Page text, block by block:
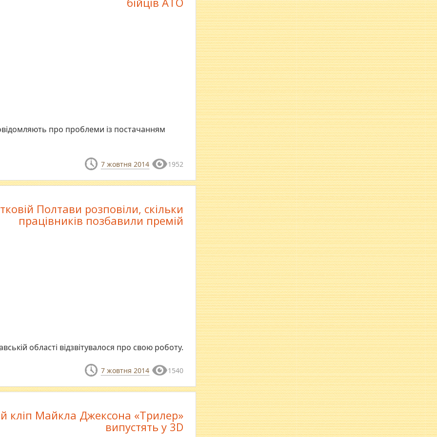
про проблеми із постачанням
7 жовтня 2014 1952
Полтави розповіли, скільки
працівників позбавили премій
області відзвітувалося про свою роботу.
7 жовтня 2014 1540
кліп Майкла Джексона «Трилер»
випустять у 3D